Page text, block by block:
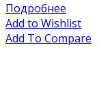
Подробнее
Add to Wishlist
Add To Compare